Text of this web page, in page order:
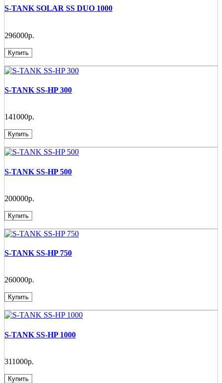
S-TANK SOLAR SS DUO 1000
296000р.
Купить
S-TANK SS-HP 300
141000р.
Купить
S-TANK SS-HP 500
200000р.
Купить
S-TANK SS-HP 750
260000р.
Купить
S-TANK SS-HP 1000
311000р.
Купить